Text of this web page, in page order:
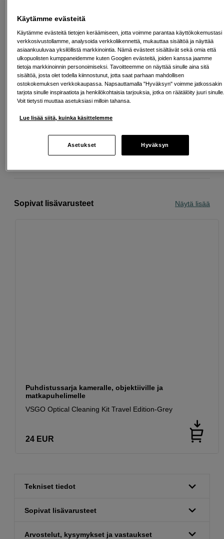
Avausmaksu 5 EUR, laskutusmaksu 0 EUR/kk lisäksi
saada maksuhäiriömerkinnän. Se voi vaikeuttaa asunnon vuokraamista,
liittymien tekemistä ja uusien lainojen saamista. Apua saat kuntasi talous- ja
velkaneuvonnasta. Yhteystiedot löydät sivulta kkv.fi (avautuu uuteen
välilehteen)
Ilmainen toimitus yli 200 EUR ostoksille
Osta nyt ja maksa myöhemmin
Henkilökohtaista palvelua
Sopivat lisävarusteet Näytä lisää
Puhdistussarja kameralle, objektiiville ja
matkapuhelimelle
VSGO Optical Cleaning Kit Travel Edition-Grey
24 EUR
Tekniset tiedot
Sopivat lisävarusteet
Arvostelut, kysymykset ja vastaukset
Käytämme evästeitä
Käytämme evästeitä tietojen keräämiseen, jotta voimme parantaa käyttökokemustasi
verkkosivustollamme, analysoida verkkoliikennettä, mukauttaa sisältöä ja näyttää
asiaankuuluvaa yksilöllistä markkinointia. Nämä evästeet sisältävät sekä omia että
ulkopuolisten kumppaneidemme kuten Googlen evästeitä, joiden kanssa jaamme
tietoja markkinoinnin personoimiseksi. Tavoitteemme on näyttää sinulle aina sitä
sisältöä, josta olet todella kiinnostunut, jotta saat parhaan mahdollisen
ostokokemuksen verkkokaupassa. Napsauttamalla "Hyväksyn" voimme jatkossakin
tarjota sinulle inspiraatiota ja henkilökohtaisia tarjouksia, jotka on räätälöity juuri
Voit tietysti muuttaa asetuksiasi milloin tahansa.
Lue lisää siitä, kuinka käsittelemme
Asetukset Hyväksyn